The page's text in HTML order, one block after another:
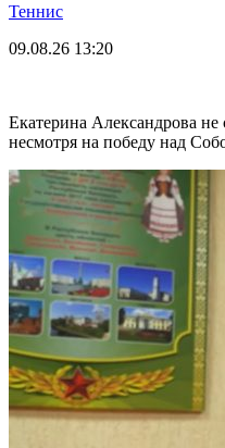
Теннис
09.08.26 13:20
Екатерина Александрова
несмотря на победу над